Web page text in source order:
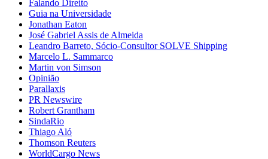
Falando Direito
Guia na Universidade
Jonathan Eaton
José Gabriel Assis de Almeida
Leandro Barreto, Sócio-Consultor SOLVE Shipping
Marcelo L. Sammarco
Martin von Simson
Opinião
Parallaxis
PR Newswire
Robert Grantham
SindaRio
Thiago Aló
Thomson Reuters
WorldCargo News